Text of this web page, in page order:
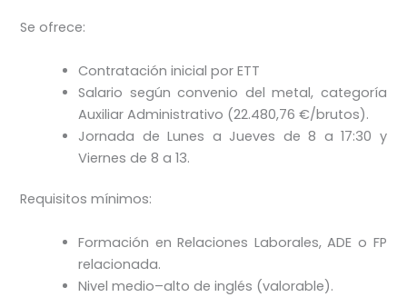
Se ofrece:
Contratación inicial por ETT
Salario según convenio del metal, categoría
Auxiliar Administrativo (22.480,76 €/brutos).
Jornada de Lunes a Jueves de 8 a 17:30 y
Viernes de 8 a 13.
Requisitos mínimos:
Formación en Relaciones Laborales, ADE o FP
relacionada.
Nivel medio–alto de inglés (valorable).